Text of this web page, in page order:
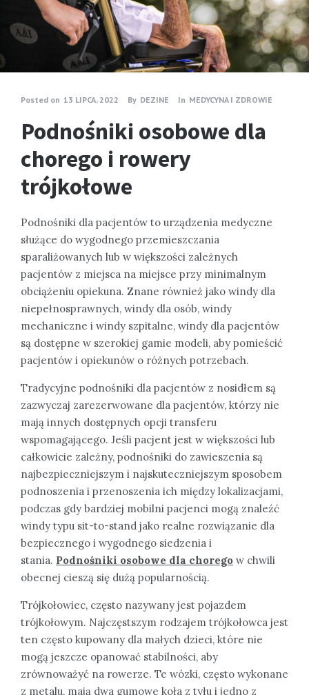
Posted on 13 LIPCA, 2022 By DEZINE In MEDYCYNA I ZDROWIE
Podnośniki osobowe dla
chorego i rowery
trójkołowe
Podnośniki dla pacjentów to urządzenia medyczne
służące do wygodnego przemieszczania
sparaliżowanych lub w większości zależnych
pacjentów z miejsca na miejsce przy minimalnym
obciążeniu opiekuna. Znane również jako windy dla
niepełnosprawnych, windy dla osób, windy
mechaniczne i windy szpitalne, windy dla pacjentów
są dostępne w szerokiej gamie modeli, aby pomieścić
pacjentów i opiekunów o różnych potrzebach.
Tradycyjne podnośniki dla pacjentów z nosidłem są
zazwyczaj zarezerwowane dla pacjentów, którzy nie
mają innych dostępnych opcji transferu
wspomagającego. Jeśli pacjent jest w większości lub
całkowicie zależny, podnośniki do zawieszenia są
najbezpieczniejszym i najskuteczniejszym sposobem
podnoszenia i przenoszenia ich między lokalizacjami,
podczas gdy bardziej mobilni pacjenci mogą znaleźć
windy typu sit-to-stand jako realne rozwiązanie dla
bezpiecznego i wygodnego siedzenia i
stania. Podnośniki osobowe dla chorego w chwili
obecnej cieszą się dużą popularnością.
Trójkołowiec, często nazywany jest pojazdem
trójkołowym. Najczęstszym rodzajem trójkołowca jest
ten często kupowany dla małych dzieci, które nie
mogą jeszcze opanować stabilności, aby
zrównoważyć na rowerze. Te wózki, często wykonane
z metalu, mają dwa gumowe koła z tyłu i jedno z